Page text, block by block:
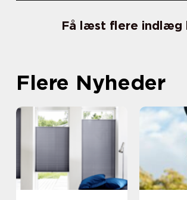
Få læst flere indlæg
Flere Nyheder